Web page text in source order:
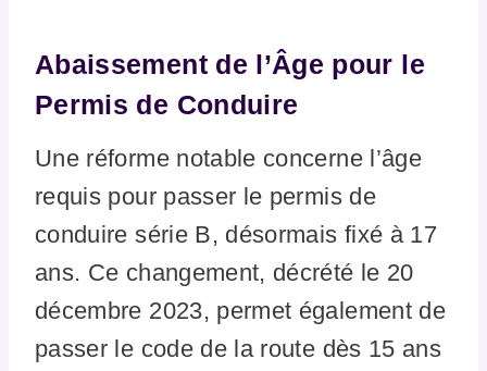
Abaissement de l’Âge pour le
Permis de Conduire
Une réforme notable concerne l’âge
requis pour passer le permis de
conduire série B, désormais fixé à 17
ans. Ce changement, décrété le 20
décembre 2023, permet également de
passer le code de la route dès 15 ans